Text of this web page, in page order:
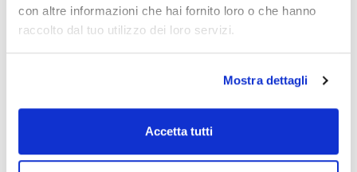
con altre informazioni che hai fornito loro o che hanno
raccolto dal tuo utilizzo dei loro servizi.
Mostra dettagli
Accetta tutti
Documentazione tecnica
Registrati per i download
Sicurezza
Registrati per i download